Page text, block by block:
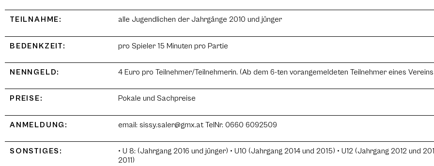
TEILNAHME: alle Jugendlichen der Jahrgänge 2010 und jünger
BEDENKZEIT: pro Spieler 15 Minuten pro Partie
NENNGELD: 4 Euro pro Teilnehmer/Teilnehmerin. (Ab dem 6-ten vorangemeldeten Teilnehmer eines
PREISE: Pokale und Sachpreise
ANMELDUNG: email: sissy.saler@gmx.at TelNr. 0660 6092509
SONSTIGES:
• U 8: (Jahrgang 2016 und jünger) • U10 (Jahrgang 2014 und 2015) • U12 (Jahrgang 2012 und
2011)